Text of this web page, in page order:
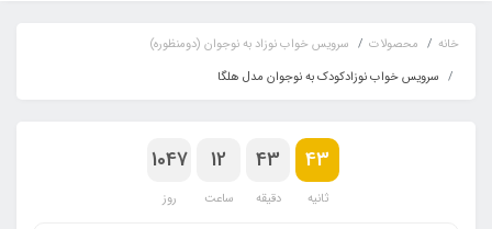
خانه محصولات
سرویس خواب نوزاد به نوجوان (دومنظوره)
سرویس خواب نوزادکودک به نوجوان مدل هلگا
1047
روز
12
ساعت
43
دقیقه
43
ثانیه